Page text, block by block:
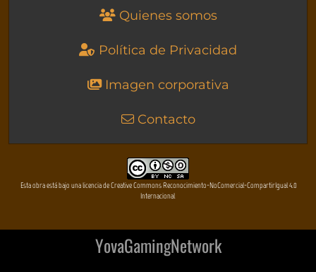
Quienes somos
Política de Privacidad
Imagen corporativa
Contacto
Esta obra está bajo una licencia de Creative Commons Reconocimiento-NoComercial-CompartirIgual 4.0
Internacional
YovaGamingNetwork